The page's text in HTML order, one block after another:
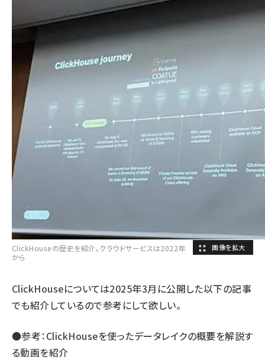
ClickHouseの歴史を紹介。クラウドサービスは2022年
から
ClickHouseについては2025年3月に公開した以下の記事
でも紹介しているので参考にして欲しい。
●参考：ClickHouseを使ったデータレイクの概要を解説す
る動画を紹介